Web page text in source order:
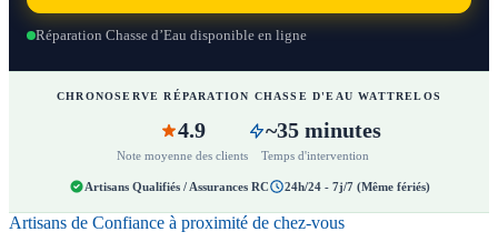
Réparation Chasse d’Eau disponible en ligne
CHRONOSERVE RÉPARATION CHASSE D'EAU WATTRELOS
4.9
Note moyenne des clients
~35 minutes
Temps d'intervention
Artisans Qualifiés / Assurances RC 24h/24 - 7j/7 (Même fériés)
Artisans de Confiance à proximité de chez-vous